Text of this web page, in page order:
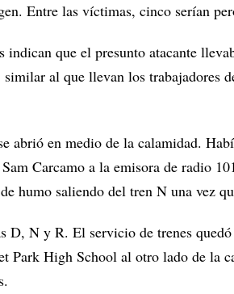
Entre las víctimas, cinco serían
que el presunto atacante
al que llevan los trabajadores
abrió en medio de la calamidad.
Carcamo a la emisora de radio
humo saliendo del tren N una vez
D, N y R. El servicio de trenes
Park High School al otro lado de la